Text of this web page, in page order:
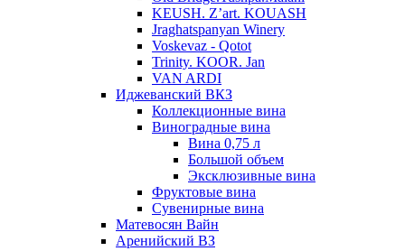
KEUSH. Z’art. KOUASH
Jraghatspanyan Winery
Voskevaz - Qotot
Trinity. KOOR. Jan
VAN ARDI
Иджеванский ВКЗ
Коллекционные вина
Виноградные вина
Вина 0,75 л
Большой объем
Эксклюзивные вина
Фруктовые вина
Cувенирные вина
Матевосян Вайн
Аренийский ВЗ